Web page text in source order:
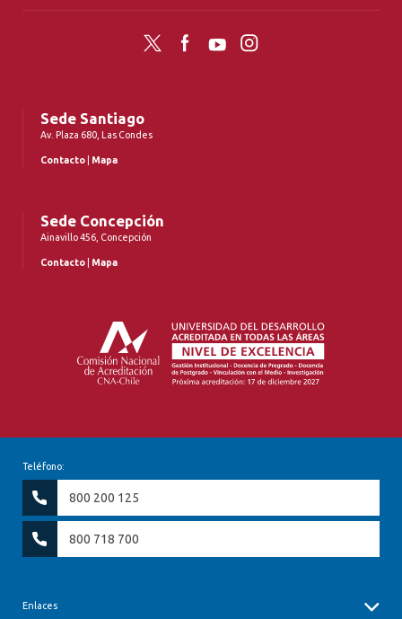
Twitter FacebookYouTubeInstagram
Sede Santiago
Av. Plaza 680, Las Condes
Contacto Mapa
Sede Concepción
Ainavillo 456, Concepción
Contacto Mapa
Teléfono:
800 200 125
800 718 700
Enlaces